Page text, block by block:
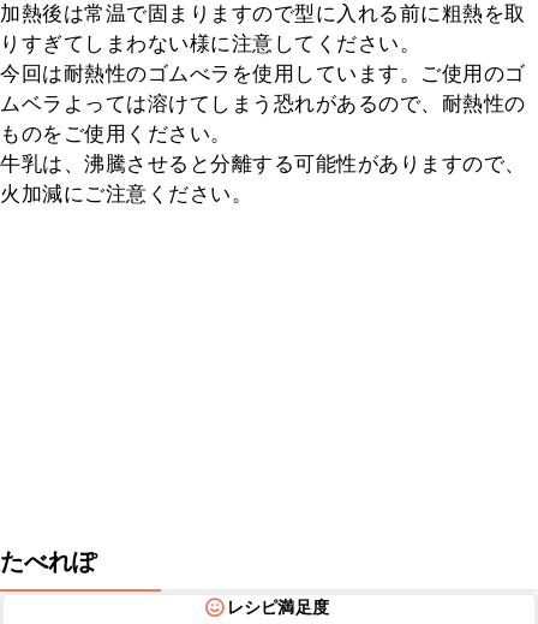
加熱後は常温で固まりますので型に入れる前に粗熱を取
りすぎてしまわない様に注意してください。
今回は耐熱性のゴムべラを使用しています。ご使用のゴ
ムベラよっては溶けてしまう恐れがあるので、耐熱性の
ものをご使用ください。
牛乳は、沸騰させると分離する可能性がありますので、
火加減にご注意ください。
たべれぽ
レシピ満足度